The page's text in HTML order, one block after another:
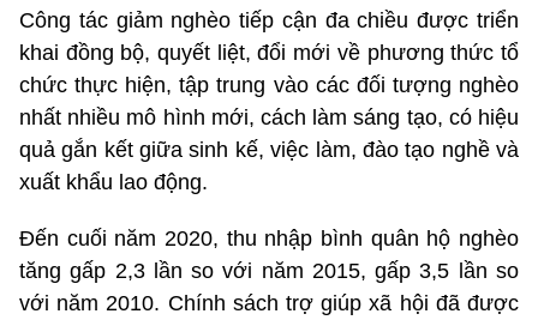
Công tác giảm nghèo tiếp cận đa chiều được triển
khai đồng bộ, quyết liệt, đổi mới về phương thức tổ
chức thực hiện, tập trung vào các đối tượng nghèo
nhất nhiều mô hình mới, cách làm sáng tạo, có hiệu
quả gắn kết giữa sinh kế, việc làm, đào tạo nghề và
xuất khẩu lao động.
Đến cuối năm 2020, thu nhập bình quân hộ nghèo
tăng gấp 2,3 lần so với năm 2015, gấp 3,5 lần so
với năm 2010. Chính sách trợ giúp xã hội đã được